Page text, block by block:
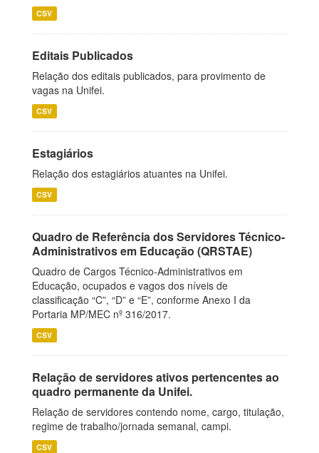
CSV
Editais Publicados
Relação dos editais publicados, para provimento de
vagas na Unifei.
CSV
Estagiários
Relação dos estagiários atuantes na Unifei.
CSV
Quadro de Referência dos Servidores Técnico-
Administrativos em Educação (QRSTAE)
Quadro de Cargos Técnico-Administrativos em
Educação, ocupados e vagos dos níveis de
classificação “C”, “D” e “E”, conforme Anexo I da
Portaria MP/MEC nº 316/2017.
CSV
Relação de servidores ativos pertencentes ao
quadro permanente da Unifei.
Relação de servidores contendo nome, cargo, titulação,
regime de trabalho/jornada semanal, campi.
CSV